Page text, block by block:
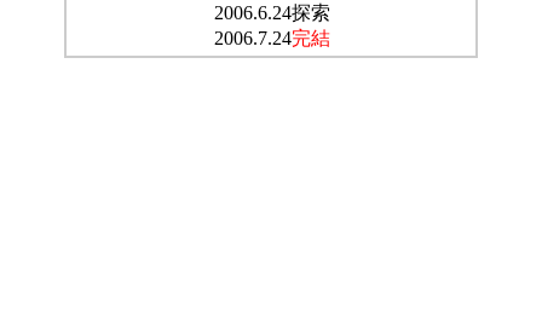
2006.6.24探索
2006.7.24完結